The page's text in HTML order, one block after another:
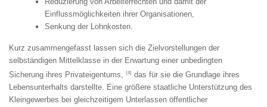
Einflussmöglichkeiten ihrer Organisationen,
Senkung der Lohnkosten.
Kurz zusammengefasst lassen sich die Zielvorstellungen der
selbständigen Mittelklasse in der Erwartung einer unbedingten
Sicherung ihres Privateigentums, (4) das für sie die Grundlage ihres
Lebensunterhalts darstellte. Eine größere staatliche Unterstützung des
Kleingewerbes bei gleichzeitigem Unterlassen öffentlicher